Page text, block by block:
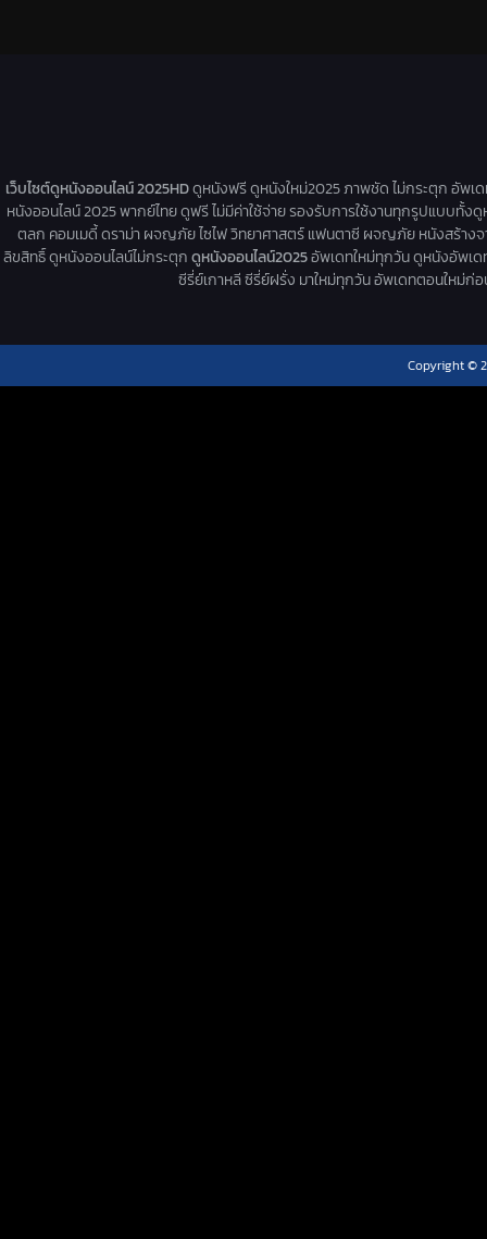
เว็บไซต์ดูหนังออนไลน์ 2025HDดูหนังฟรี ดูหนังใหม่2025 ภาพชัด ไม่กระตุก อัพเ
หนังออนไลน์ 2025 พากย์ไทย ดูฟรี ไม่มีค่าใช้จ่าย รองรับการใช้งานทุกรูปแบบทั้
ตลก คอมเมดี้ ดราม่า ผจญภัย ไซไฟ วิทยาศาสตร์ แฟนตาซี ผจญภัย หนังสร้างจ
ลิขสิทธิ์ ดูหนังออนไลน์ไม่กระตุกดูหนังออนไลน์2025อัพเดทใหม่ทุกวัน ดูหนังอัพเด
ซีรี่ย์เกาหลี ซีรี่ย์ฝรั่ง มาใหม่ทุกวัน อัพเดทตอนใหม่ก่
Copyright ©